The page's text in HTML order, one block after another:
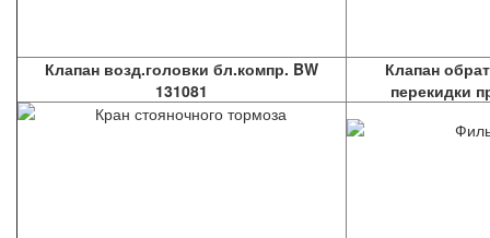
Клапан возд.головки бл.компр. BW
131081
Клапан
перекидки